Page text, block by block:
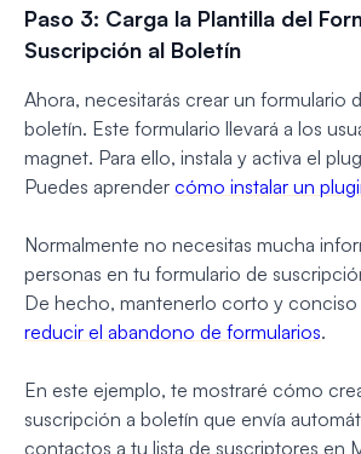
Paso 3: Carga la Plantilla del
Suscripción al Boletín
Ahora, necesitarás crear un formulario
boletín. Este formulario llevará a los
magnet. Para ello, instala y activa el
Puedes aprender cómo instalar un
Normalmente no necesitas mucha
personas en tu formulario de
De hecho, mantenerlo corto y conciso
reducir el abandono de formularios.
En este ejemplo, te mostraré cómo
suscripción a boletín que envía
contactos a tu lista de suscriptores en